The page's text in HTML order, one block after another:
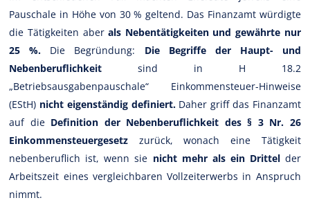
Pauschale in Höhe von 30 % geltend. Das Finanzamt würdigte
die Tätigkeiten aberals Nebentätigkeiten und gewährte nur
25 %. Die Begründung: Die Begriffe der Haupt- und
Nebenberuflichkeit sind in H 18.2
„Betriebsausgabenpauschale“ Einkommensteuer-Hinweise
(EStH) nicht eigenständig definiert.Daher griff das Finanzamt
auf die Definition der Nebenberuflichkeit des § 3 Nr. 26
Einkommensteuergesetz zurück, wonach eine Tätigkeit
nebenberuflich ist, wenn sie nicht mehr als ein Drittel der
Arbeitszeit eines vergleichbaren Vollzeiterwerbs in Anspruch
nimmt.